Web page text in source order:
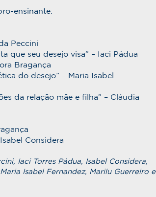
ensinante:
Peccini
que seu desejo visa” – Iaci Pádua
Bragança
do desejo” – Maria Isabel
da relação mãe e filha” – Cláudia
Considera
Iaci Torres Pádua, Isabel Considera,
Isabel Fernandez, Marilu Guerreiro e